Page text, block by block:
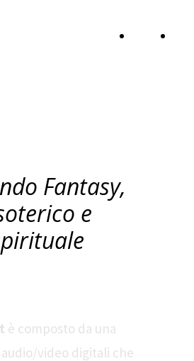
Home
Fantasy,
e
è composto da una
video digitali che